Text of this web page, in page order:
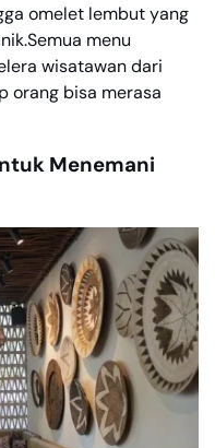
omelet lembut yang
menu
wisatawan dari
orang bisa merasa
Menemani